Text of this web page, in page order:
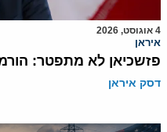
4 אוגוסט, 2026
איראן
פזשכיאן לא מתפטר:
דסק איראן